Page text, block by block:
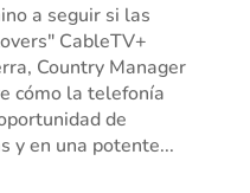
a seguir si las
CableTV+
Country Manager
cómo la telefonía
de
y en una potente...